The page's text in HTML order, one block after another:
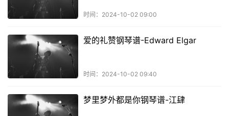
时间：2024-10-02 09:00
爱的礼赞钢琴谱-Edward Elgar
时间：2024-10-02 09:40
梦里梦外都是你钢琴谱-江肆